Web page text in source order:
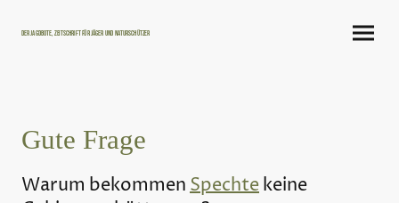
Der Jagdbote, Zeitschrift für Jäger und Naturschützer
Gute Frage
Warum bekommenSpechtekeine